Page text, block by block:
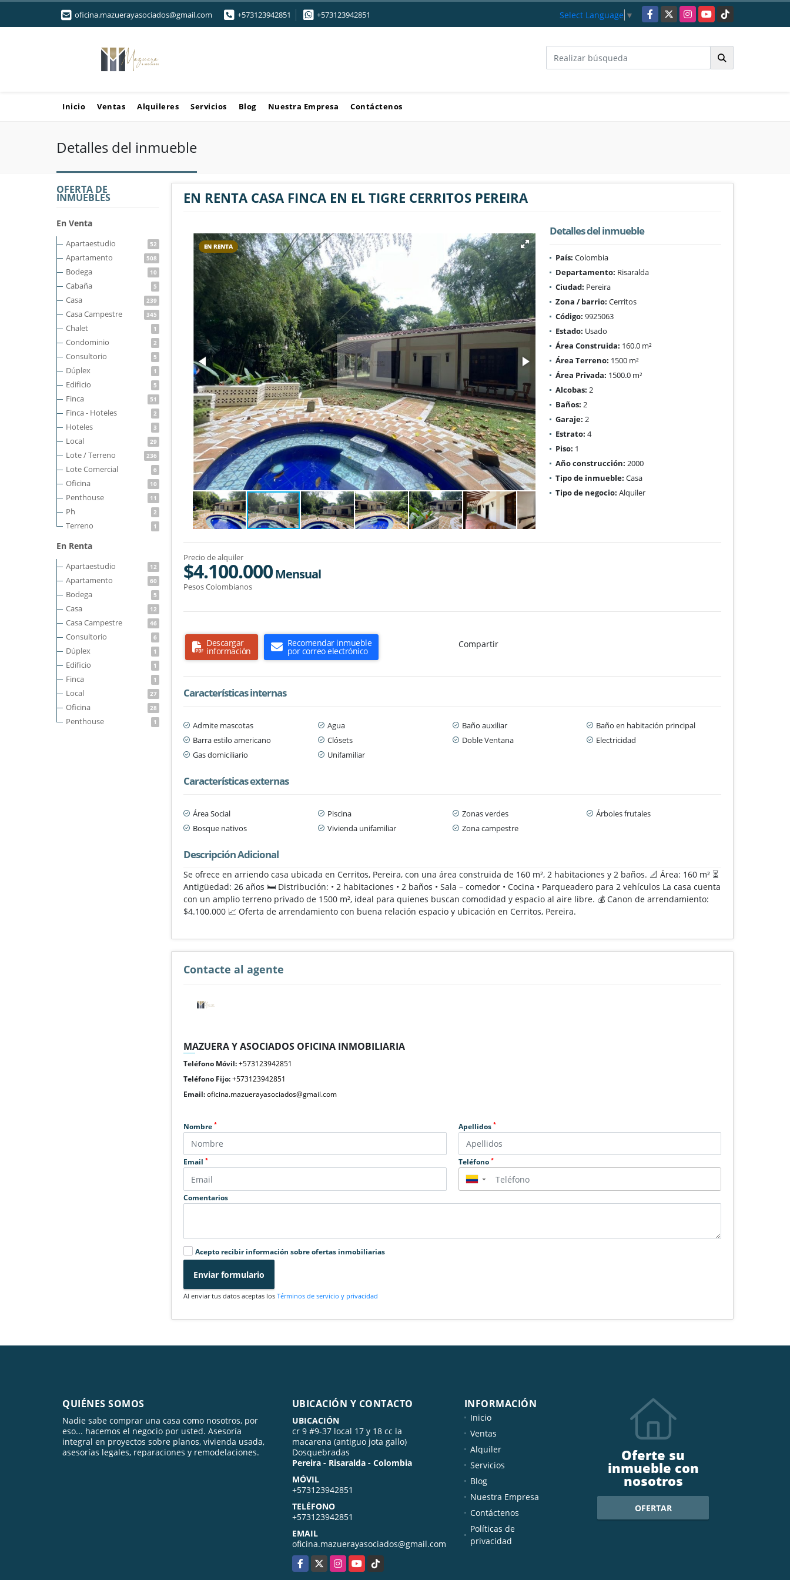
oficina.mazuerayasociados@gmail.com +573123942851 +573123942851 Select Language ▼ Facebook
X InstagramYouTubeTikTok
Inicio Ventas Alquileres Servicios Blog Nuestra Empresa Contáctenos
Detalles del inmueble
OFERTA DE
INMUEBLES
En Venta
Apartaestudio 52
Apartamento 508
Bodega 10
Cabaña 5
Casa 239
Casa Campestre 345
Chalet 1
Condominio 2
Consultorio 5
Dúplex 1
Edificio 5
Finca 51
Finca - Hoteles 2
Hoteles 3
Local 29
Lote / Terreno 236
Lote Comercial 6
Oficina 10
Penthouse 11
Ph 2
Terreno 1
En Renta
Apartaestudio 12
Apartamento 60
Bodega 5
Casa 12
Casa Campestre 46
Consultorio 6
Dúplex 1
Edificio 1
Finca 1
Local 27
Oficina 28
Penthouse 1
EN RENTA CASA FINCA EN EL TIGRE CERRITOS PEREIRA
EN RENTA
Detalles del inmueble
País: Colombia
Departamento: Risaralda
Ciudad: Pereira
Zona / barrio: Cerritos
Código: 9925063
Estado: Usado
Área Construida: 160.0 m²
Área Terreno: 1500 m²
Área Privada: 1500.0 m²
Alcobas: 2
Baños: 2
Garaje: 2
Estrato: 4
Piso: 1
Año construcción: 2000
Tipo de inmueble: Casa
Tipo de negocio: Alquiler
Precio de alquiler
$4.100.000Mensual
Pesos Colombianos
Descargar
información
Recomendar inmueble
por correo electrónico
Compartir
Características internas
Admite mascotas Agua Baño auxiliar
Baño en habitación principal
Barra estilo americano
Clósets Doble Ventana
Electricidad
Gas domiciliario
Unifamiliar
Características externas
Área Social Piscina Zonas verdes
Árboles frutales
Bosque nativos
Vivienda unifamiliar Zona campestre
Descripción Adicional
Se ofrece en arriendo casa ubicada en Cerritos, Pereira, con una área construida de 160 m², 2 habitaciones y 2 baños. 📐 Área: 160 m² ⏳
Antigüedad: 26 años 🛏️ Distribución: • 2 habitaciones • 2 baños • Sala – comedor • Cocina • Parqueadero para 2 vehículos La casa cuenta
con un amplio terreno privado de 1500 m², ideal para quienes buscan comodidad y espacio al aire libre. 💰 Canon de arrendamiento:
$4.100.000 📈 Oferta de arrendamiento con buena relación espacio y ubicación en Cerritos, Pereira.
Contacte al agente
MAZUERA Y ASOCIADOS OFICINA INMOBILIARIA
Teléfono Móvil:+573123942851
Teléfono Fijo:+573123942851
Email:oficina.mazuerayasociados@gmail.com
Nombre* Apellidos *
Email* Teléfono *
▼
Comentarios
Acepto recibir información sobre ofertas inmobiliarias
Enviar formulario
Al enviar tus datos aceptas losTérminos de servicio y privacidad
QUIÉNES SOMOS
Nadie sabe comprar una casa como nosotros, por
eso... hacemos el negocio por usted. Asesoría
integral en proyectos sobre planos, vivienda usada,
asesorías legales, reparaciones y remodelaciones.
UBICACIÓN Y CONTACTO
UBICACIÓN
cr 9 #9-37 local 17 y 18 cc la
macarena (antiguo jota gallo)
Dosquebradas
Pereira - Risaralda - Colombia
MÓVIL
+573123942851
TELÉFONO
+573123942851
EMAIL
oficina.mazuerayasociados@gmail.com
Facebook
X InstagramYouTubeTikTok
INFORMACIÓN
Inicio
Ventas
Alquiler
Servicios
Blog
Nuestra Empresa
Contáctenos
Políticas de
privacidad
Oferte su
inmueble con
nosotros
OFERTAR